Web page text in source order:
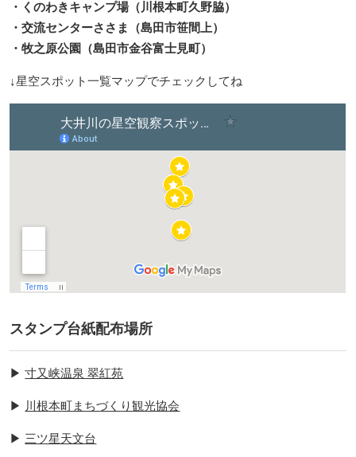
・くのわきキャンプ場（川根本町久野脇）
・交流センターささま（島田市笹間上）
・牧之原公園（島田市金谷富士見町）
↓星空スポット一覧マップでチェックしてね
スタンプ台紙配布場所
▶︎寸又峡温泉 翠紅苑
▶︎ 川根本町まちづくり観光協会
▶︎ 三ツ星天文台